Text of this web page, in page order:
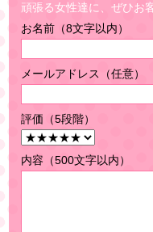
頑張る女性達に、ぜひお
お名前（8文字以内）
メールアドレス（任意）
評価（5段階）
内容（500文字以内）